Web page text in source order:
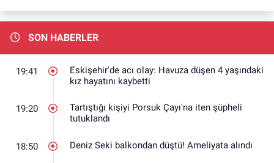
SON HABERLER
19:41
Eskişehir'de acı olay: Havuza düşen 4 yaşındaki
kız hayatını kaybetti
19:20
Tartıştığı kişiyi Porsuk Çayı'na iten şüpheli
tutuklandı
18:50 Deniz Seki balkondan düştü! Ameliyata alındı